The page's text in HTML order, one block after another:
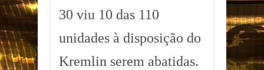
30 viu 10 das 110
unidades à disposição do
Kremlin serem abatidas.